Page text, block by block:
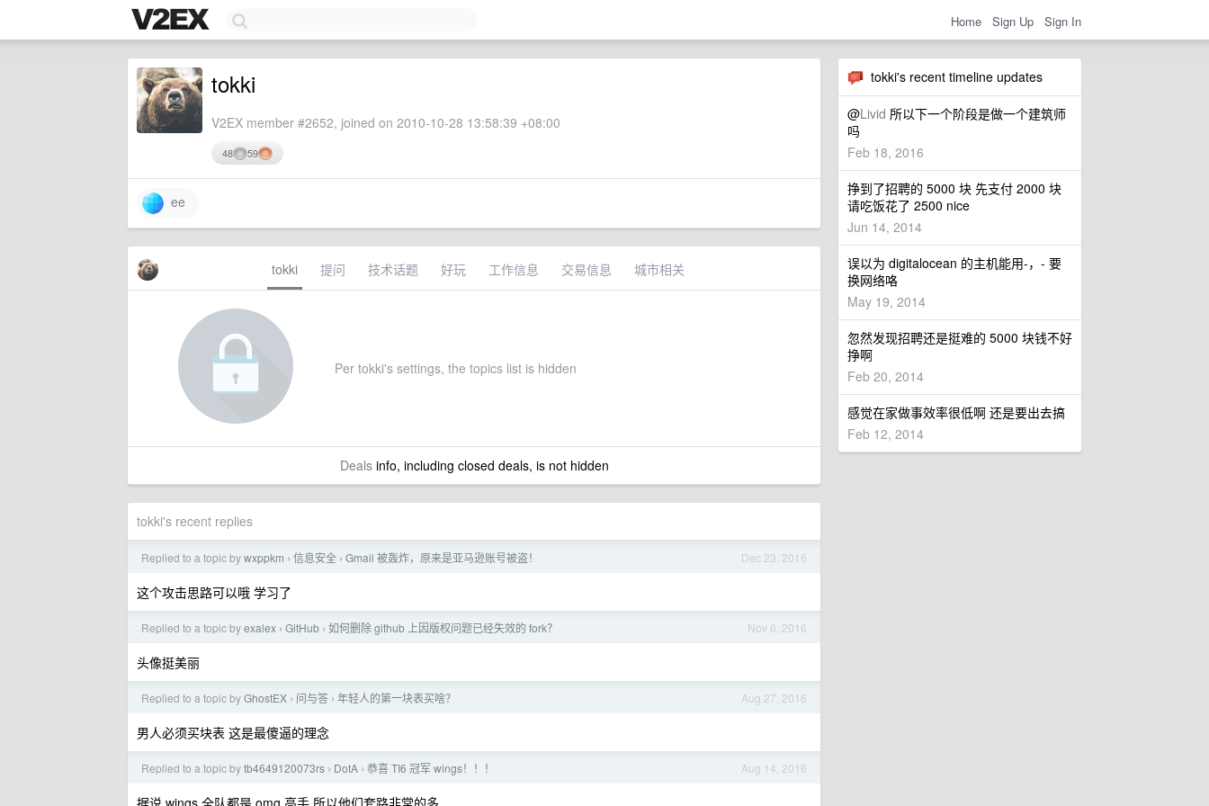
Home Sign Up Sign In
tokki's recent timeline updates
@Livid 所以下一个阶段是做一个建筑师
吗
Feb 18, 2016
挣到了招聘的 5000 块 先支付 2000 块
请吃饭花了 2500 nice
Jun 14, 2014
误以为 digitalocean 的主机能用-，- 要
换网络咯
May 19, 2014
忽然发现招聘还是挺难的 5000 块钱不好
挣啊
Feb 20, 2014
感觉在家做事效率很低啊 还是要出去搞
Feb 12, 2014
tokki
V2EX member #2652, joined on 2010-10-28 13:58:39 +08:00
48 59
ee
tokki 提问 技术话题 好玩 工作信息 交易信息 城市相关
Per tokki's settings, the topics list is hidden
Dealsinfo, including closed deals, is not hidden
tokki's recent replies
Dec 23, 2016
Replied to a topic bywxppkm › 信息安全 › Gmail 被轰炸，原来是亚马逊账号被盗！
这个攻击思路可以哦 学习了
Nov 6, 2016
Replied to a topic byexalex › GitHub › 如何删除 github 上因版权问题已经失效的 fork？
头像挺美丽
Aug 27, 2016
Replied to a topic byGhostEX › 问与答 › 年轻人的第一块表买啥？
男人必须买块表 这是最傻逼的理念
Aug 14, 2016
Replied to a topic bytb4649120073rs › DotA › 恭喜 TI6 冠军 wings！！！
据说 wings 全队都是 omg 高手 所以他们套路非常的多